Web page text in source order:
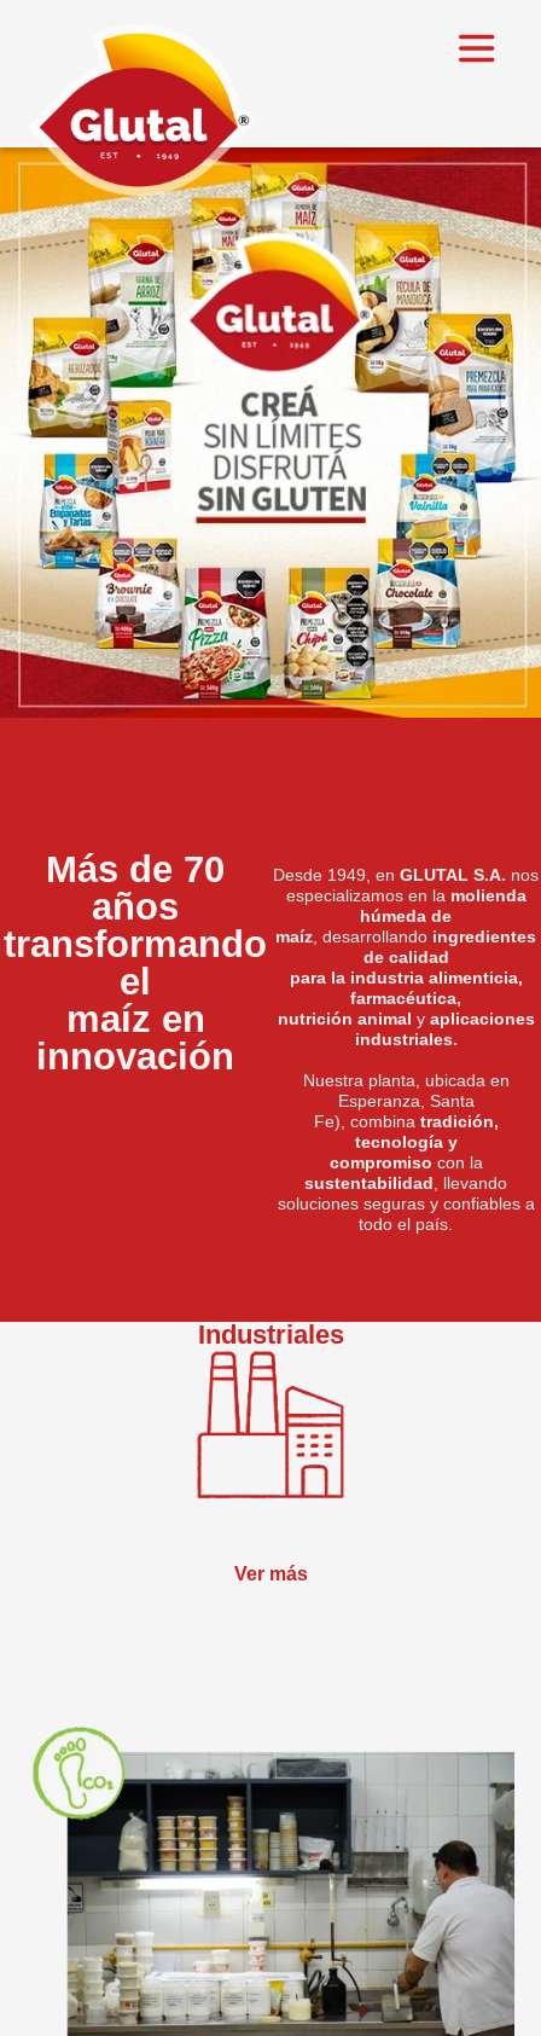
Más de 70
años
transformando
el
maíz en
innovación
Desde 1949, en GLUTAL S.A. nos
especializamos en la molienda
húmeda de
maíz , desarrollando ingredientes
de calidad
para la industria alimenticia,
farmacéutica,
nutrición animal yaplicaciones
industriales.
Nuestra planta, ubicada en
Esperanza, Santa
Fe), combina tradición,
tecnología y
compromiso con la
sustentabilidad , llevando
soluciones seguras y confiables a
todo el país.
Industriales
Ver más